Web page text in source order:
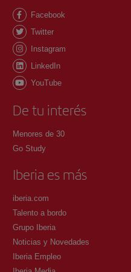
Facebook
Twitter
Instagram
LinkedIn
YouTube
De tu interés
Menores de 30
Go Study
Iberia es más
iberia.com
Talento a bordo
Grupo Iberia
Noticias y Novedades
Iberia Empleo